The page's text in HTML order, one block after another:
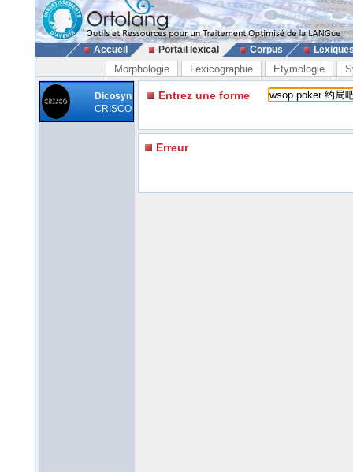
Accueil Portail lexical Corpus
Morphologie Lexicographie Etymologie
Dicosyn
CRISCO
Entrez une forme
Erreur